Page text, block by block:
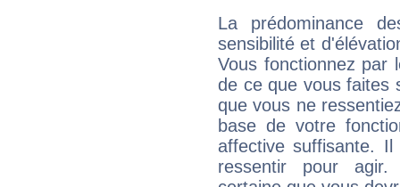
La prédominance
sensibilité et
Vous fonctionnez
de ce que vous faites
que vous ne
base de votre
affective suffisante.
ressentir pour agir.